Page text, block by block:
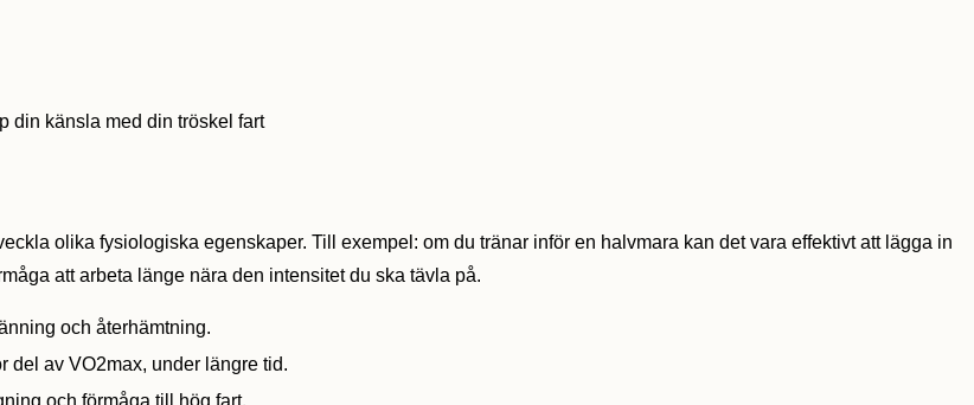
din känsla med din tröskel fart
olika fysiologiska egenskaper. Till exempel: om du tränar inför en halvmara kan det vara effektivt att lägga in
att arbeta länge nära den intensitet du ska tävla på.
och återhämtning.
del av VO2max, under längre tid.